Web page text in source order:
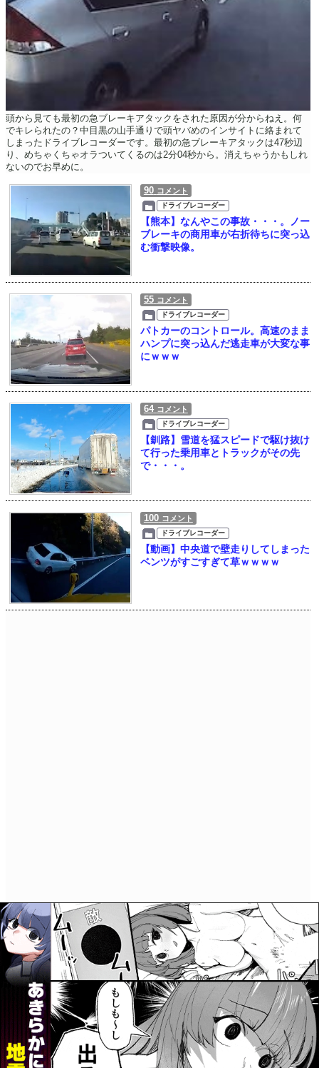
頭から見ても最初の急ブレーキアタックをされた原因が分からねえ。何
でキレられたの？中目黒の山手通りで頭ヤバめのインサイトに絡まれて
しまったドライブレコーダーです。最初の急ブレーキアタックは47秒辺
り、めちゃくちゃオラついてくるのは2分04秒から。消えちゃうかもしれ
ないのでお早めに。
90 コメント
ドライブレコーダー
【熊本】なんやこの事故・・・。ノー
ブレーキの商用車が右折待ちに突っ込
む衝撃映像。
55 コメント
ドライブレコーダー
パトカーのコントロール。高速のまま
ハンプに突っ込んだ逃走車が大変な事
にｗｗｗ
64 コメント
ドライブレコーダー
【釧路】雪道を猛スピードで駆け抜け
て行った乗用車とトラックがその先
で・・・。
100 コメント
ドライブレコーダー
【動画】中央道で壁走りしてしまった
ベンツがすごすぎて草ｗｗｗｗ